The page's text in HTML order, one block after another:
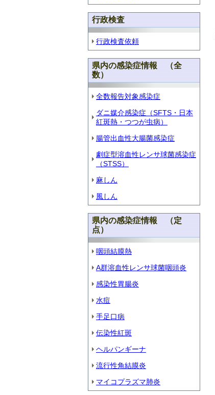
行政検査
行政検査依頼
県内の感染症情報 （全
数）
全数報告対象感染症
ダニ媒介感染症（SFTS・日本
紅斑熱・つつが虫病）
腸管出血性大腸菌感染症
劇症型溶血性レンサ球菌感染症
（STSS）
麻しん
風しん
県内の感染症情報 （定
点）
咽頭結膜熱
A群溶血性レンサ球菌咽頭炎
感染性胃腸炎
水痘
手足口病
伝染性紅斑
ヘルパンギーナ
流行性角結膜炎
マイコプラズマ肺炎